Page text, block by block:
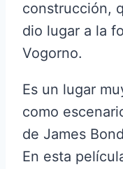
construcción,
dio lugar a la
Vogorno.
Es un lugar
como
de James
En esta